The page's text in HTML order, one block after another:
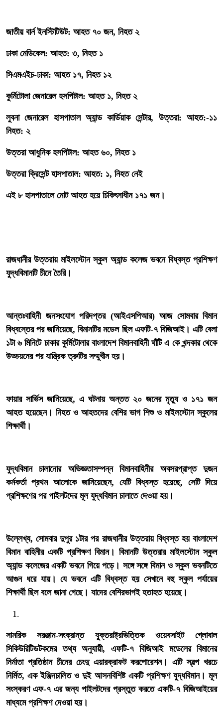
‎জাতীয় বার্ন ইনস্টিটিউট: আহত ৭০ জন, নিহত ২
‎ঢাকা মেডিকেল: আহত: ৩, নিহত ১
‎সিএমএইচ-ঢাকা: আহত ১৭, নিহত ১২
‎কুর্মিটোলা জেনারেল হসপিটাল: আহত ১, নিহত ২
‎লুবনা জেনারেল হাসপাতাল অ্যান্ড কার্ডিয়াক সেন্টার, উত্তরা: আহত:-১১
নিহত: ২
‎উত্তরা আধুনিক হসপিটাল: আহত ৬০, নিহত ১
‎উত্তরা ক্রিসেন্ট হাসপাতাল: আহত: ১, নিহত নেই
‎এই ৮ হাসপাতালে মোট আহত হয়ে চিকিৎসাধীন ১৭১ জন।
‎রাজধানীর উত্তরায় মাইলস্টোন স্কুল অ্যান্ড কলেজ ভবনে বিধ্বস্ত প্রশিক্ষণ
যুদ্ধবিমানটি চীনে তৈরি।
‎আন্তঃবাহিনী জনসংযোগ পরিদপ্তর (আইএসপিআর) আজ সোমবার বিমান
বিধ্বস্তের পর জানিয়েছে, বিমানটির মডেল ছিল এফটি-৭ বিজিআই। এটি বেলা
১টা ৬ মিনিটে ঢাকার কুর্মিটোলার বাংলাদেশ বিমানবাহিনী ঘাঁটি এ কে খন্দকার থেকে
উড্ডয়নের পর যান্ত্রিক ত্রুটির সম্মুখীন হয়।
‎ফায়ার সার্ভিস জানিয়েছে, এ ঘটনায় অন্তত ২০ জনের মৃত্যু ও ১৭১ জন
আহত হয়েছেন। নিহত ও আহতদের বেশির ভাগ শিশু ও মাইলস্টোন স্কুলের
শিক্ষার্থী।
‎যুদ্ধবিমান চালানোর অভিজ্ঞতাসম্পন্ন বিমানবাহিনীর অবসরপ্রাপ্ত দুজন
কর্মকর্তা প্রথম আলোকে জানিয়েছেন, যেটি বিধ্বস্ত হয়েছে, সেটি দিয়ে
প্রশিক্ষণের পর পাইলটদের মূল যুদ্ধবিমান চালাতে দেওয়া হয়।
‎উল্লেখ্য, সোমবার দুপুর ১টার পর রাজধানীর উত্তরায় বিধ্বস্ত হয় বাংলাদেশ
বিমান বাহিনীর একটি প্রশিক্ষণ বিমান। বিমানটি উত্তরার মাইলস্টোন স্কুল
অ্যান্ড কলেজের একটি ভবনে গিয়ে পড়ে। সঙ্গে সঙ্গে বিমান ও স্কুল ভবনটিতে
আগুন ধরে যায়। যে ভবনে এটি বিধ্বস্ত হয় সেখানে বহু স্কুল পর্যায়ের
শিক্ষার্থী ছিল বলে জানা গেছে। যাদের বেশিরভাগই হতাহত হয়েছে।
‎সামরিক সরঞ্জাম-সংক্রান্ত যুক্তরাষ্ট্রভিত্তিক ওয়েবসাইট গ্লোবাল
সিকিউরিটিডটকমের তথ্য অনুযায়ী, এফটি-৭ বিজিআই মডেলের বিমানের
নির্মাতা প্রতিষ্ঠান চীনের চেংদু এয়ারক্রাফট করপোরেশন। এটি স্বল্প খরচে
নির্মিত, এক ইঞ্জিনচালিত ও দুই আসনবিশিষ্ট একটি প্রশিক্ষণ যুদ্ধবিমান। মূল
সংস্করণ এফ-৭ এর জন্য পাইলটদের প্রস্তুত করতে এফটি-৭ বিজিআইয়ের
মাধ্যমে প্রশিক্ষণ দেওয়া হয়।